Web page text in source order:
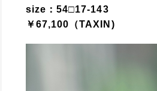
size：54□17-143
￥67,100（TAXIN)